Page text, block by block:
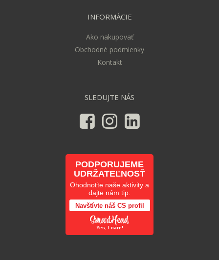
INFORMÁCIE
Ako nakupovať
Obchodné podmienky
Kontakt
SLEDUJTE NÁS
PODPORUJEME
UDRŽATEĽNOSŤ
Ohodnoťte naše aktivity a
dajte nám tip.
Navštívte náš CS profil
Yes, I care!